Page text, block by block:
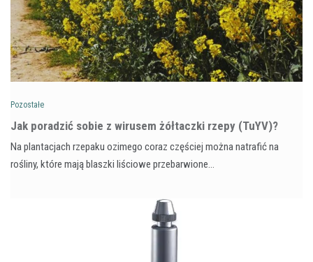
Pozostałe
​Jak poradzić sobie z wirusem żółtaczki rzepy (TuYV)?
Na plantacjach rzepaku ozimego coraz częściej można natrafić na
rośliny, które mają blaszki liściowe przebarwione…